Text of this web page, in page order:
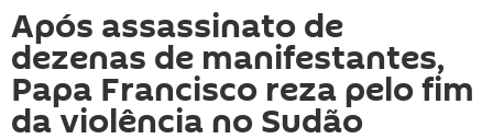
Após assassinato de
dezenas de manifestantes,
Papa Francisco reza pelo fim
da violência no Sudão